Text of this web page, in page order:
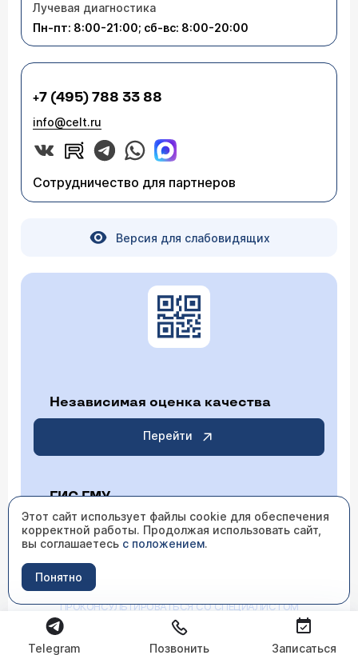
Лучевая диагностика
Пн-пт: 8:00-21:00; сб-вс: 8:00-20:00
+7 (495) 788 33 88
info@celt.ru
Сотрудничество для партнеров
Версия для слабовидящих
Независимая оценка качества
Перейти
ГИС ГМУ
Перейти
ИМЕЮТСЯ ПРОТИВОПОКАЗАНИЯ НЕОБХОДИМО
ПРОКОНСУЛЬТИРОВАТЬСЯ СО СПЕЦИАЛИСТОМ
Этот сайт использует файлы cookie для обеспечения
корректной работы. Продолжая использовать сайт,
вы соглашаетесь с положением.
Понятно
Telegram Позвонить Записаться